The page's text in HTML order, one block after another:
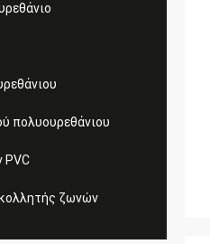
πολυουρεθάνιου
PVC
ζωνών